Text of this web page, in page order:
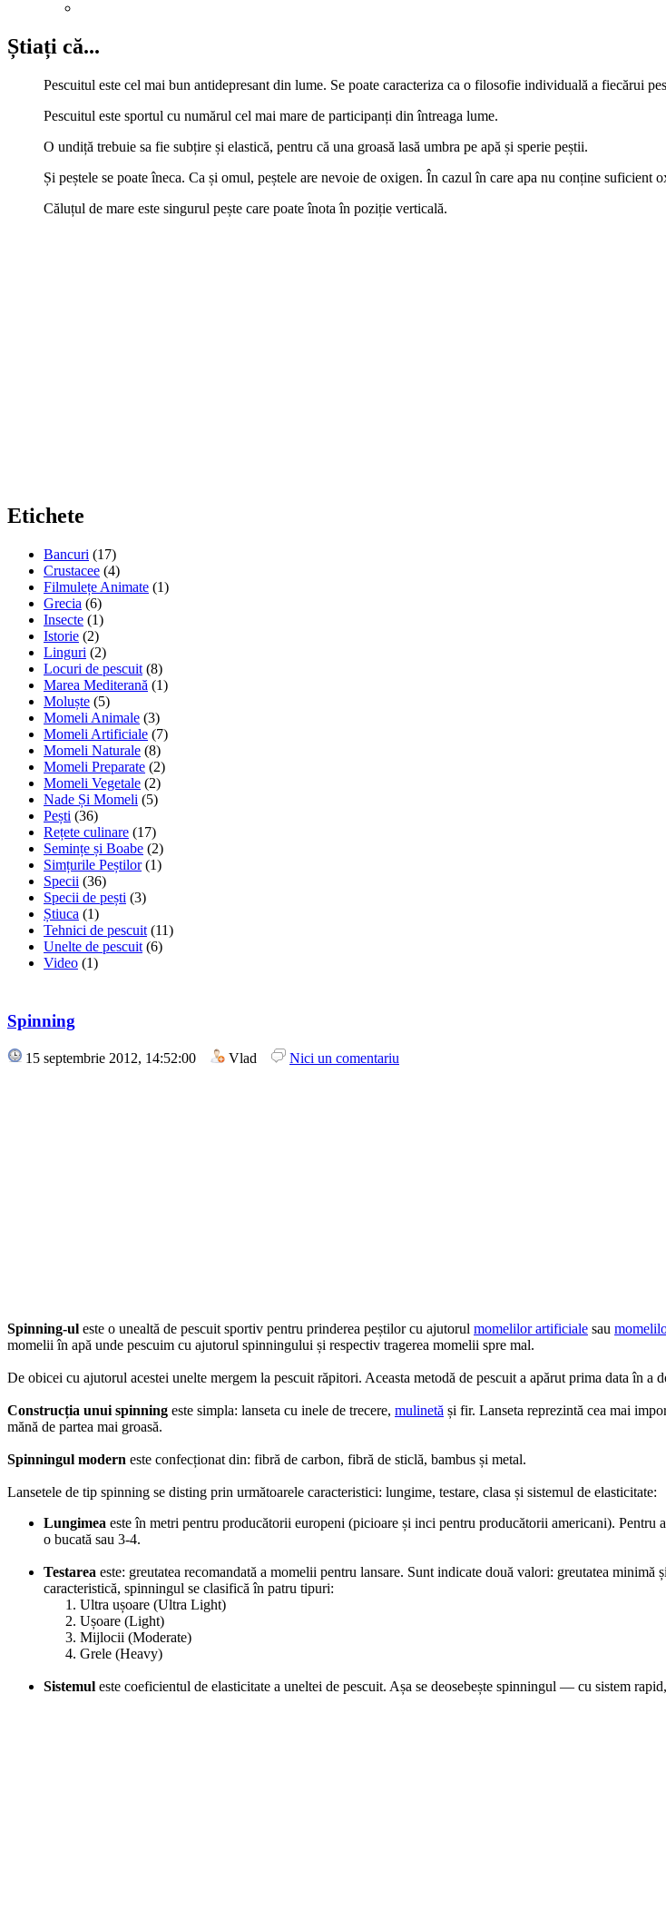
Știați că...
Pescuitul este cel mai bun antidepresant din lume. Se poate caracteriza ca o filosofie individuală a fiecărui
Pescuitul este sportul cu numărul cel mai mare de participanți din întreaga lume.
O undiță trebuie sa fie subțire și elastică, pentru că una groasă lasă umbra pe apă și sperie peștii.
Și peștele se poate îneca. Ca și omul, peștele are nevoie de oxigen. În cazul în care apa nu conține suficient
Căluțul de mare este singurul pește care poate înota în poziție verticală.
Etichete
Bancuri (17)
Crustacee (4)
Filmulețe Animate (1)
Grecia (6)
Insecte (1)
Istorie (2)
Linguri (2)
Locuri de pescuit (8)
Marea Mediterană (1)
Moluște (5)
Momeli Animale (3)
Momeli Artificiale (7)
Momeli Naturale (8)
Momeli Preparate (2)
Momeli Vegetale (2)
Nade Și Momeli (5)
Pești (36)
Rețete culinare (17)
Semințe și Boabe (2)
Simțurile Peștilor (1)
Specii (36)
Specii de pești (3)
Știuca (1)
Tehnici de pescuit (11)
Unelte de pescuit (6)
Video (1)
Spinning
15 septembrie 2012, 14:52:00 Vlad Nici un comentariu
Spinning-ul este o unealtă de pescuit sportiv pentru prinderea peștilor cu ajutorul momelilor artificiale sau
momelii în apă unde pescuim cu ajutorul spinningului și respectiv tragerea momelii spre mal.
De obicei cu ajutorul acestei unelte mergem la pescuit răpitori. Aceasta metodă de pescuit a apărut prima data în
Construcția unui spinning este simpla: lanseta cu inele de trecere, mulinetă și fir. Lanseta reprezintă cea mai
mănă de partea mai groasă.
Spinningul modern este confecționat din: fibră de carbon, fibră de sticlă, bambus și metal.
Lansetele de tip spinning se disting prin următoarele caracteristici: lungime, testare, clasa și sistemul de elasticitate:
Lungimea este în metri pentru producătorii europeni (picioare și inci pentru producătorii americani).
o bucată sau 3-4.
Testarea este: greutatea recomandată a momelii pentru lansare. Sunt indicate două valori: greutatea
caracteristică, spinningul se clasifică în patru tipuri:
Ultra ușoare (Ultra Light)
Ușoare (Light)
Mijlocii (Moderate)
Grele (Heavy)
Sistemul este coeficientul de elasticitate a uneltei de pescuit. Așa se deosebește spinningul — cu sistem